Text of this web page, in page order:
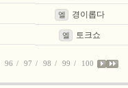
엘 경이롭다
엘 토크쇼
96 97 98 99 100